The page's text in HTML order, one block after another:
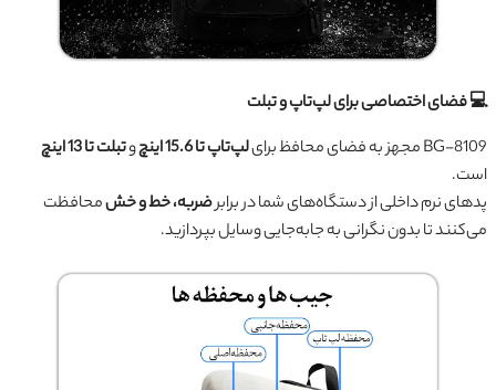
💻 فضای اختصاصی برای لپ‌تاپ و تبلت
BG-8109 مجهز به فضای محافظ برای
لپ‌تاپ تا 15.6 اینچ وتبلت تا 13 اینچ
است.
پدهای نرم داخلی از دستگاه‌های شما در برابرضربه، خط و خشمحافظت
می‌کنند تا بدون نگرانی به جا‌به‌جایی وسایل بپردازید.